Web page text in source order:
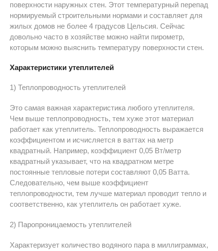
поверхности наружных стен. Этот температурный перепад
нормируемый строительными нормами и составляет для
жилых домов не более 4 градусов Цельсия. Сейчас
довольно часто в хозяйстве можно найти пирометр,
которым можно выяснить температуру поверхности стен.
Характеристики утеплителей
1) Теплопроводность утеплителей
Это самая важная характеристика любого утеплителя.
Чем выше теплопроводность, тем хуже этот материал
работает как утеплитель. Теплопроводность выражается
коэффициентом и исчисляется в ваттах на метр
квадратный. Например, коэффициент 0,05 Вт/метр
квадратный указывает, что на квадратном метре
постоянные тепловые потери составляют 0,05 Ватта.
Следовательно, чем выше коэффициент
теплопроводности, тем лучше материал проводит тепло и
соответственно, как утеплитель он работает хуже.
2) Паропроницаемость утеплителей
Характеризует количество водяного пара в миллиграммах,